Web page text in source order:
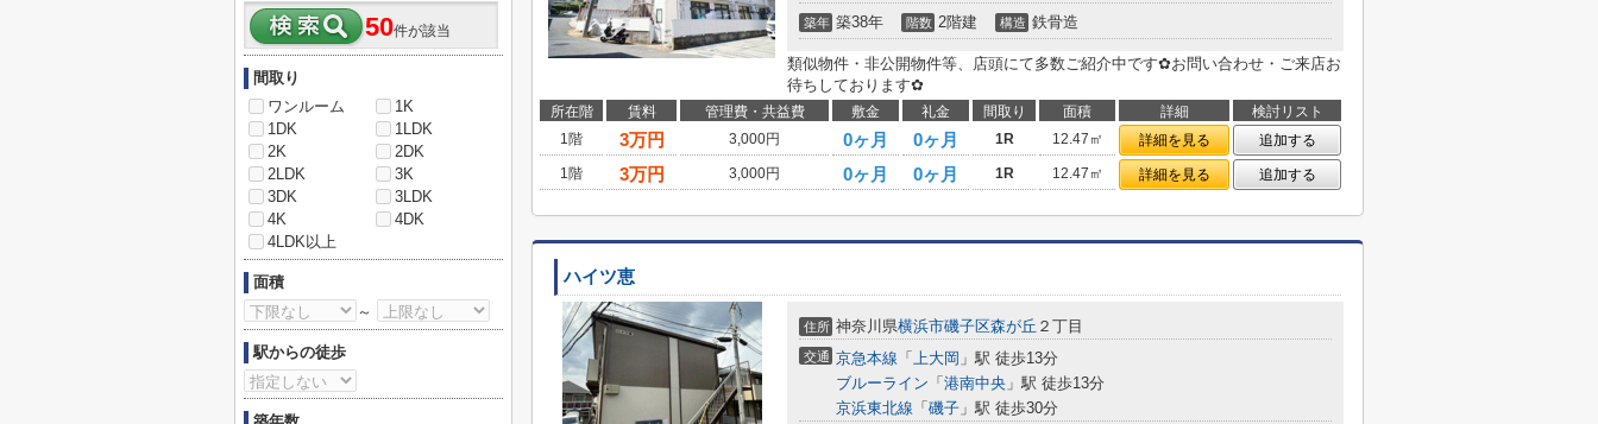
築年 築38年 階数 2階建 構造 鉄骨造
類似物件・非公開物件等、店頭にて多数ご紹介中です✿お問い合わせ・ご来店お
待ちしております✿
所在階 賃料 管理費・共益費 敷金 礼金 間取り 面積 詳細
検討リスト
1階
3万円 3,000円 0ヶ月 0ヶ月 1R 12.47㎡ 詳細を見る
追加する
1階
3万円 3,000円 0ヶ月 0ヶ月 1R 12.47㎡ 詳細を見る 追加する
ハイツ恵
住所 神奈川県横浜市磯子区森が丘 ２丁目
交通 京急本線 「 上大岡 」駅 徒歩13分
ブルーライン 「 港南中央 」駅 徒歩13分
京浜東北線 「 磯子 」駅 徒歩30分
50件が該当
間取り
ワンルーム
1K
1DK
1LDK
2K
2DK
2LDK
3K
3DK
3LDK
4K
4DK
4LDK以上
面積
～
駅からの徒歩